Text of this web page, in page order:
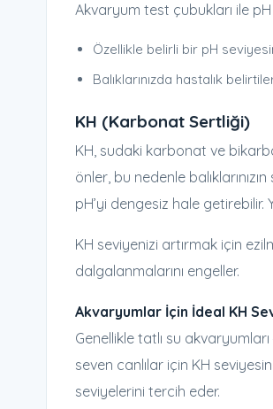
Akvaryum test çubukları ile
Özellikle belirli bir pH
Balıklarınızda hastalık
KH (Karbonat Sertliği)
KH, sudaki karbonat ve
önler, bu nedenle
pH’yi dengesiz hale getirebilir.
KH seviyenizi artırmak için
dalgalanmalarını engeller.
Akvaryumlar İçin İdeal KH
Genellikle tatlı su
seven canlılar için KH
seviyelerini tercih eder.